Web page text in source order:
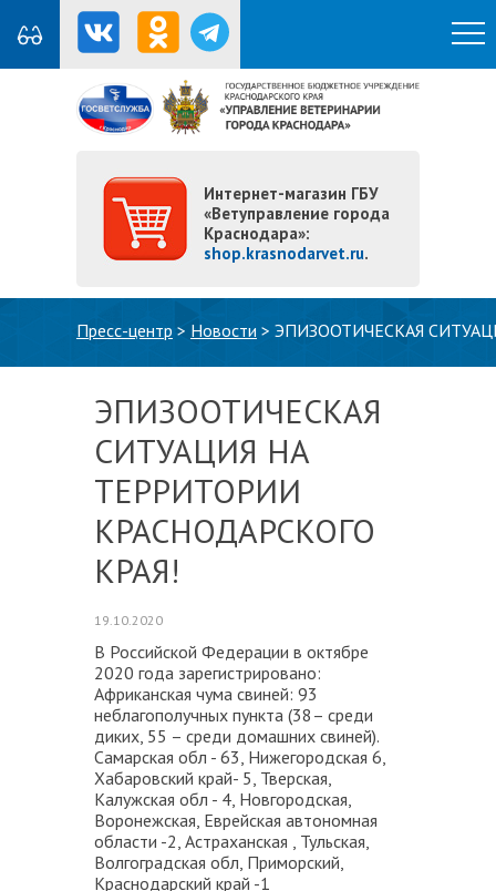
Интернет-магазин ГБУ
«Ветуправление города
Краснодара»:
shop.krasnodarvet.ru.
Пресс-центр > Новости > ЭПИЗООТИЧЕСКАЯ
ЭПИЗООТИЧЕСКАЯ
СИТУАЦИЯ НА
ТЕРРИТОРИИ
КРАСНОДАРСКОГО
КРАЯ!
19.10.2020
В Российской Федерации в октябре
2020 года зарегистрировано:
Африканская чума свиней: 93
неблагополучных пункта (38– среди
диких, 55 – среди домашних свиней).
Самарская обл - 63, Нижегородская 6,
Хабаровский край- 5, Тверская,
Калужская обл - 4, Новгородская,
Воронежская, Еврейская автономная
области -2, Астраханская , Тульская,
Волгоградская обл, Приморский,
Краснодарский край -1